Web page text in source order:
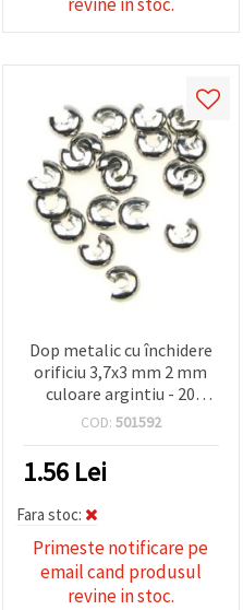
Dop metalic cu închidere
orificiu 3,7x3 mm 2 mm
culoare argintiu - 20
bucăți
COD: 501592
1.56 Lei
Fara stoc:
Primeste notificare pe
email cand produsul
revine in stoc.